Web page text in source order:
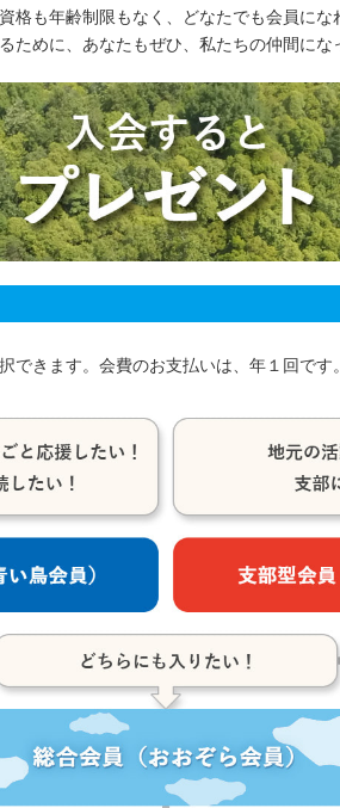
格も年齢制限もなく、どなたでも会員にな
ために、あなたもぜひ、私たちの仲間にな
できます。会費のお支払いは、年１回です。